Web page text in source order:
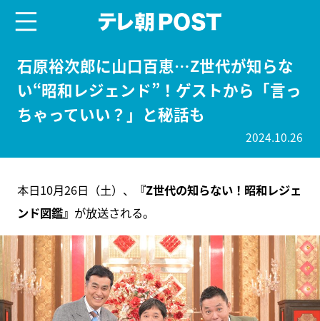
石原裕次郎に山口百恵…Z世代が知らな
い“昭和レジェンド”！ゲストから「言っ
ちゃっていい？」と秘話も
2024.10.26
本日10月26日（土）、
『Z世代の知らない！昭和レジェ
ンド図鑑』 が放送される。